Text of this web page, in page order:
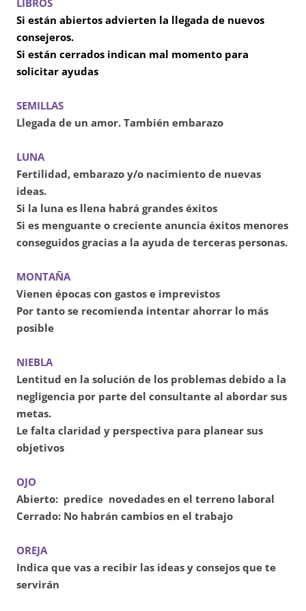
LIBROS
Si están abiertos advierten la llegada de nuevos
consejeros.
Si están cerrados indican mal momento para
solicitar ayudas
SEMILLAS
Llegada de un amor. También embarazo
LUNA
Fertilidad, embarazo y/o nacimiento de nuevas
ideas.
Si la luna es llena habrá grandes éxitos
Si es menguante o creciente anuncia éxitos menores
conseguidos gracias a la ayuda de terceras personas.
MONTAÑA
Vienen épocas con gastos e imprevistos
Por tanto se recomienda intentar ahorrar lo más
posible
NIEBLA
Lentitud en la solución de los problemas debido a la
negligencia por parte del consultante al abordar sus
metas.
Le falta claridad y perspectiva para planear sus
objetivos
OJO
Abierto: predice novedades en el terreno laboral
Cerrado: No habrán cambios en el trabajo
OREJA
Indica que vas a recibir las ideas y consejos que te
servirán